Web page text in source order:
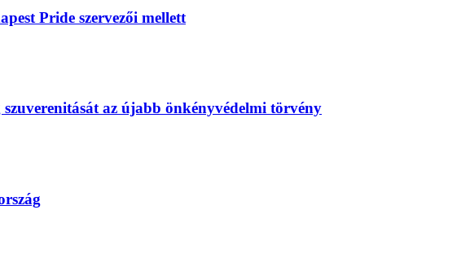
Pride szervezői mellett
az újabb önkényvédelmi törvény